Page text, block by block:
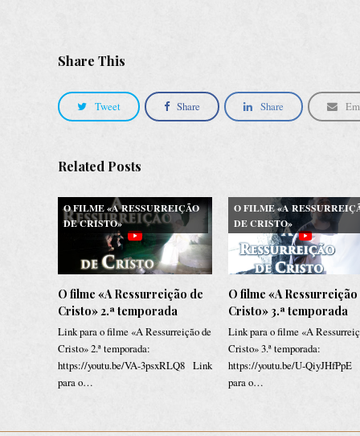
Share This
Tweet Share Share
Related Posts
O FILME «A RESSURREIÇÃO
DE CRISTO»
O filme «A Ressurreição de
Cristo» 2.ª temporada
Link para o filme «A Ressurreição de
Cristo» 2.ª temporada:
https://youtu.be/VA-3psxRLQ8 Link
para o…
O FILME «A
DE CRISTO»
O filme «A Ressurreição
Cristo» 3.ª temporada
Link para o filme «A
Cristo» 3.ª temporada:
https://youtu.be/U-
para o…